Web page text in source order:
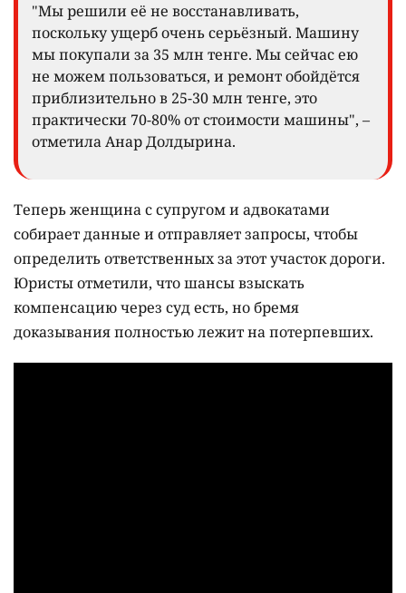
"Мы решили её не восстанавливать,
поскольку ущерб очень серьёзный. Машину
мы покупали за 35 млн тенге. Мы сейчас ею
не можем пользоваться, и ремонт обойдётся
приблизительно в 25-30 млн тенге, это
практически 70-80% от стоимости машины", –
отметила Анар Долдырина.
Теперь женщина с супругом и адвокатами
собирает данные и отправляет запросы, чтобы
определить ответственных за этот участок дороги.
Юристы отметили, что шансы взыскать
компенсацию через суд есть, но бремя
доказывания полностью лежит на потерпевших.